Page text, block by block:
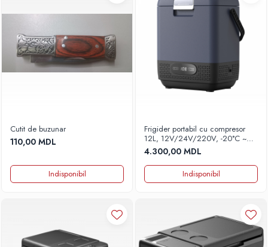
Cutit de buzunar
110,00 MDL
Indisponibil
Frigider portabil cu compresor
12L, 12V/24V/220V, -20°C ~
+20°C, Mod ECO/MAX, model
T01-12
4.300,00 MDL
Indisponibil